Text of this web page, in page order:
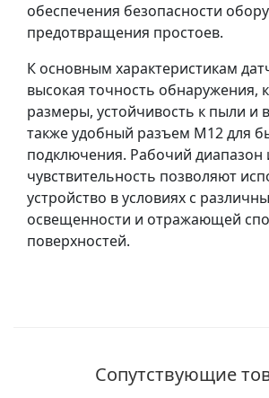
обеспечения безопасности
предотвращения простоев.
К основным характеристикам
высокая точность обнаружения,
размеры, устойчивость к пыли и
также удобный разъем M12 для
подключения. Рабочий диапазон
чувствительность позволяют
устройство в условиях с
освещенности и отражающей
поверхностей.
Сопутствующие